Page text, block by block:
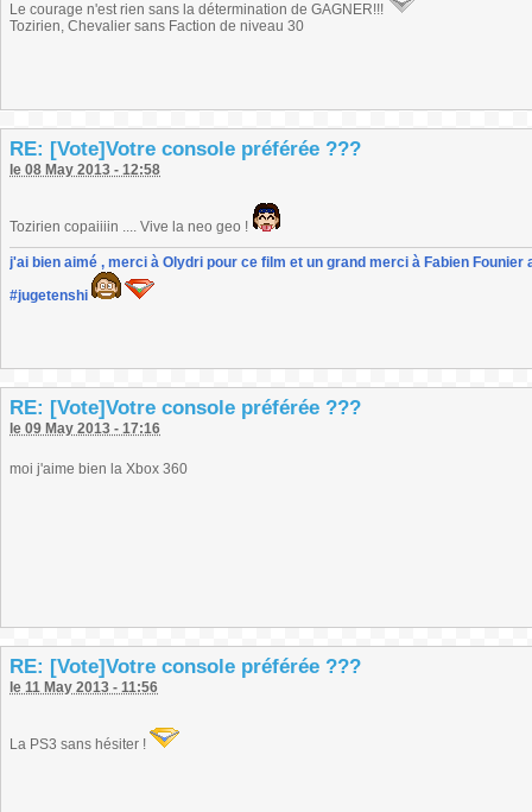
Le courage n'est rien sans la détermination de GAGNER!!!
Tozirien, Chevalier sans Faction de niveau 30
RE: [Vote]Votre console préférée ???
le 08 May 2013 - 12:58
Tozirien copaiiiin .... Vive la neo geo !
j'ai bien aimé , merci à Olydri pour ce film et un grand merci à Fabien
#jugetenshi
RE: [Vote]Votre console préférée ???
le 09 May 2013 - 17:16
moi j'aime bien la Xbox 360
RE: [Vote]Votre console préférée ???
le 11 May 2013 - 11:56
La PS3 sans hésiter !